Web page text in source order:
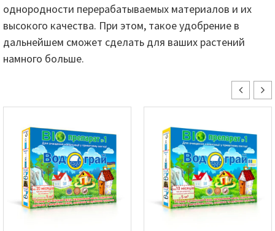
однородности перерабатываемых материалов и их
высокого качества. При этом, такое удобрение в
дальнейшем сможет сделать для ваших растений
намного больше.